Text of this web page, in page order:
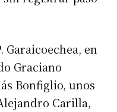
Garaicoechea, en
Graciano
Bonfiglio, unos
Carilla,